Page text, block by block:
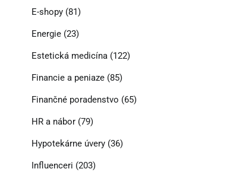
E-shopy(81)
Energie(23)
Estetická medicína(122)
Financie a peniaze(85)
Finančné poradenstvo (65)
HR a nábor(79)
Hypotekárne úvery(36)
Influenceri (203)